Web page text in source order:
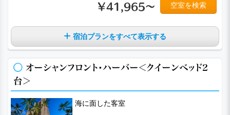
￥41,965～ 空室を検索
宿泊プランをすべて表示する
オーシャンフロント・ハーバー＜クイーンベッド2
台＞
海に面した客室